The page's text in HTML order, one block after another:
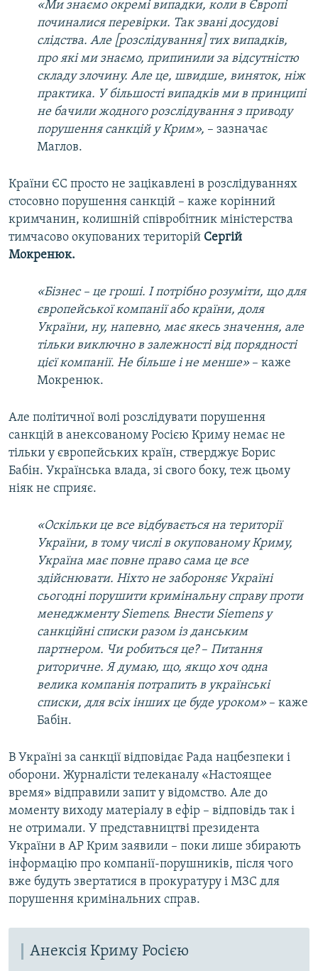
«Ми знаємо окремі випадки, коли в Європі
починалися перевірки. Так звані досудові
слідства. Але [розслідування] тих випадків,
про які ми знаємо, припинили за відсутністю
складу злочину. Але це, швидше, виняток, ніж
практика. У більшості випадків ми в принципі
не бачилижодного розслідування з приводу
порушення санкцій уКрим», – зазначає
Маглов.
Країни ЄС просто не зацікавлені в розслідуваннях
стосовно порушення санкцій – каже корінний
кримчанин, колишній співробітник міністерства
тимчасово окупованих територій Сергій
Мокренюк.
«Бізнес– це гроші. І потрібно розуміти, що для
європейської компанії або країни, доля
України, ну, напевно, має якесь значення, але
тільки виключно в залежності від порядності
цієї компанії. Не більше і не менше» – каже
Мокренюк.
Але політичної волі розслідувати порушення
санкцій в анексованому Росією Криму немає не
тільки у європейських країн, стверджує Борис
Бабін. Українська влада, зі свого боку, теж цьому
ніяк не сприяє.
«Оскільки це все відбувається на території
України, в тому числі в окупованому Криму,
Україна має повне право сама це все
здійснювати. Ніхто не забороняє Україні
сьогодні порушити кримінальну справу проти
менеджментуSiemens. ВнестиSiemens у
санкційні списки разомізданським
партнером. Чи робиться це?– Питання
риторичне. Я думаю, що, якщо хоч одна
велика компанія потрапить в українські
списки, для всіх інших це буде уроком» – каже
Бабін.
В Україні за санкції відповідає Рада нацбезпеки і
оборони. Журналісти телеканалу «Настоящее
время» відправили запит у відомство. Але до
моменту виходу матеріалу в ефір – відповідь так і
не отримали. У представництві президента
України в АР Крим заявили – поки лише збирають
інформацію про компанії-порушників, після чого
вже будуть звертатися в прокуратуру і МЗС для
порушення кримінальних справ.
Анексія Криму Росією